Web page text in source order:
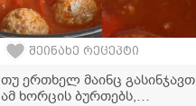
შეინახე რეცეპტი
თუ ერთხელ მაინც გასინჯავთ
ამ ხორცის ბურთებს,